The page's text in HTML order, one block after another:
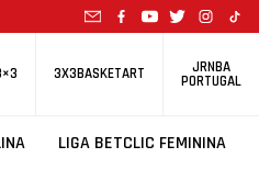
3X3BASKETART JRNBA
PORTUGAL
LIGA BETCLIC FEMININA